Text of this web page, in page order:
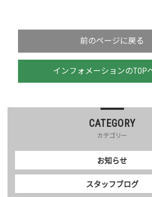
前のページに戻る
インフォメーションのTOP
CATEGORY
カテゴリー
お知らせ
スタッフブログ